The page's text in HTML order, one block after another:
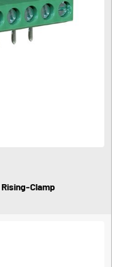
Clamp